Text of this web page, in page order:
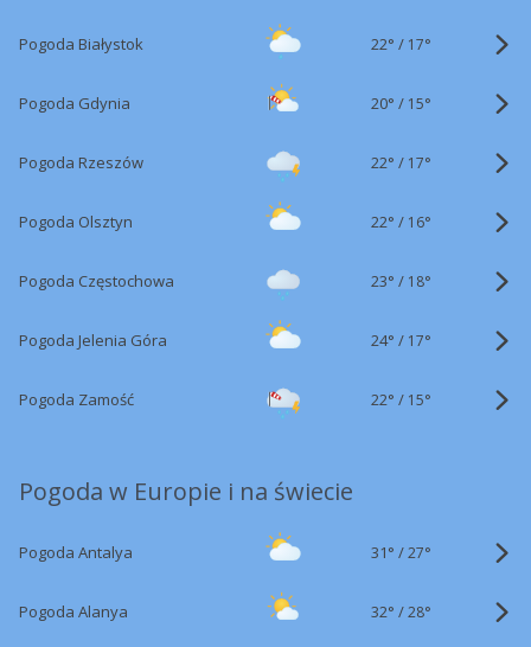
Pogoda Białystok 22° / 17°
Pogoda Gdynia 20° / 15°
Pogoda Rzeszów 22° / 17°
Pogoda Olsztyn 22° / 16°
Pogoda Częstochowa 23° / 18°
Pogoda Jelenia Góra 24° / 17°
Pogoda Zamość 22° / 15°
Pogoda w Europie i na świecie
Pogoda Antalya 31° /27°
Pogoda Alanya 32° /28°